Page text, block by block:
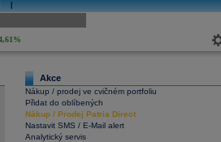
Akce
Nákup / prodej ve cvičném portfoliu
Přidat do oblíbených
Nákup/ Prodej Patria Direct
Nastavit SMS / E-Mail alert
Analytický servis